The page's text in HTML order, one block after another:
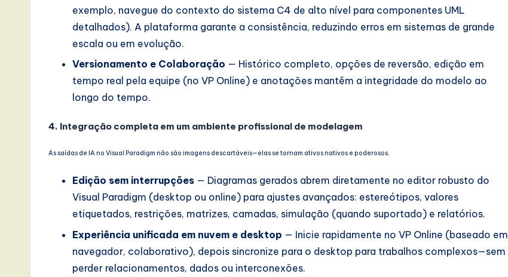
exemplo, navegue do contexto do sistema C4 de alto nível para componentes UML
detalhados). A plataforma garante a consistência, reduzindo erros em sistemas de grande
escala ou em evolução.
Versionamento e Colaboração — Histórico completo, opções de reversão, edição em
tempo real pela equipe (no VP Online) e anotações mantêm a integridade do modelo ao
longo do tempo.
4. Integração completa em um ambiente profissional de modelagem
As saídas de IA no Visual Paradigm não são imagens descartáveis—elas se tornam ativos nativos e poderosos.
Edição sem interrupções — Diagramas gerados abrem diretamente no editor robusto do
Visual Paradigm (desktop ou online) para ajustes avançados: estereótipos, valores
etiquetados, restrições, matrizes, camadas, simulação (quando suportado) e relatórios.
Experiência unificada em nuvem e desktop — Inicie rapidamente no VP Online (baseado em
navegador, colaborativo), depois sincronize para o desktop para trabalhos complexos—sem
perder relacionamentos, dados ou interconexões.